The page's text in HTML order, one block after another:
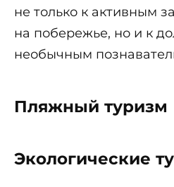
не только к активным
на побережье, но и к
необычным
Пляжный туризм
Экологические